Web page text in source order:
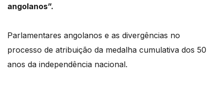
angolanos”.
Parlamentares angolanos e as divergências no
processo de atribuição da medalha cumulativa dos 50
anos da independência nacional.